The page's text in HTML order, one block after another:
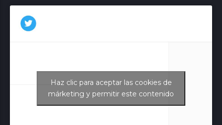
Tweets de Aurora Juliá
Haz clic para aceptar las cookies de
márketing y permitir este contenido